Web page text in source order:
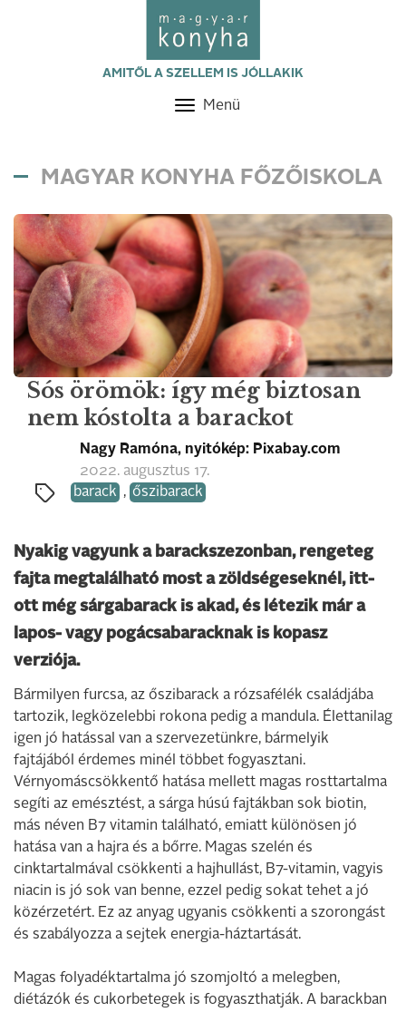
AMITŐL A SZELLEM IS JÓLLAKIK
Toggle
Menü
MAGYAR KONYHA FŐZŐISKOLA
Sós örömök: így még biztosan
nem kóstolta a barackot
Nagy Ramóna, nyitókép: Pixabay.com
2022. augusztus 17.
barack , őszibarack
Nyakig vagyunk a barackszezonban, rengeteg
fajta megtalálható most a zöldségeseknél, itt-
ott még sárgabarack is akad, és létezik már a
lapos- vagy pogácsabaracknak is kopasz
verziója.
Bármilyen furcsa, az őszibarack a rózsafélék családjába
tartozik, legközelebbi rokona pedig a mandula. Élettanilag
igen jó hatással van a szervezetünkre, bármelyik
fajtájából érdemes minél többet fogyasztani.
Vérnyomáscsökkentő hatása mellett magas rosttartalma
segíti az emésztést, a sárga húsú fajtákban sok biotin,
más néven B7 vitamin található, emiatt különösen jó
hatása van a hajra és a bőrre. Magas szelén és
cinktartalmával csökkenti a hajhullást, B7-vitamin, vagyis
niacin is jó sok van benne, ezzel pedig sokat tehet a jó
közérzetért. Ez az anyag ugyanis csökkenti a szorongást
és szabályozza a sejtek energia-háztartását.
Magas folyadéktartalma jó szomjoltó a melegben,
diétázók és cukorbetegek is fogyaszthatják. A barackban